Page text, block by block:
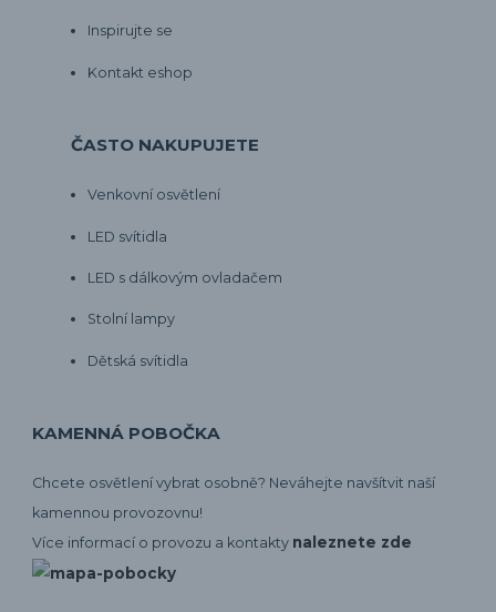
Inspirujte se
Kontakt eshop
ČASTO NAKUPUJETE
Venkovní osvětlení
LED svítidla
LED s dálkovým ovladačem
Stolní lampy
Dětská svítidla
KAMENNÁ POBOČKA
Chcete osvětlení vybrat osobně? Neváhejte navšítvit naší
kamennou provozovnu!
Více informací o provozu a kontakty naleznete zde